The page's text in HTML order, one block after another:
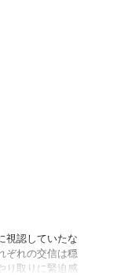
視認していたな
ぞれの交信は穏
り取りに緊迫感